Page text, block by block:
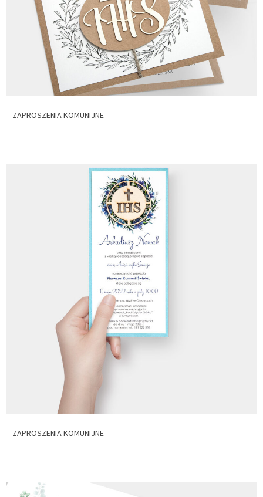
ZAPROSZENIA KOMUNIJNE
ZAPROSZENIA KOMUNIJNE